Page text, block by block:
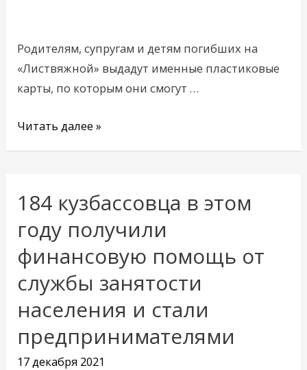
Родителям, супругам и детям погибших на
«Листвяжной» выдадут именные пластиковые
карты, по которым они смогут …
медицинского
сопровождения
Читать далее »
184 кузбассовца в этом
году получили
финансовую помощь от
службы занятости
населения и стали
предпринимателями
17 декабря 2021
184
кузбассовца
в
этом
году
получили
финансовую
помощь
от